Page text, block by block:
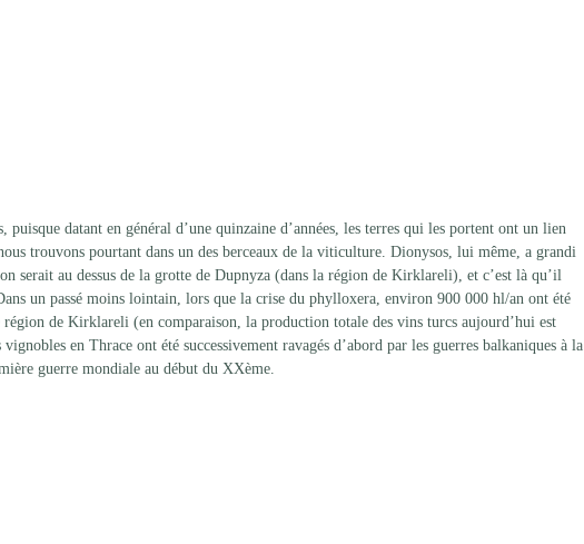
puisque datant en général d’une quinzaine d’années, les terres qui les portent ont un lien
trouvons pourtant dans un des berceaux de la viticulture. Dionysos, lui même, a grandi
serait au dessus de la grotte de Dupnyza (dans la région de Kirklareli), et c’est là qu’il
un passé moins lointain, lors que la crise du phylloxera, environ 900 000 hl/an ont été
région de Kirklareli (en comparaison, la production totale des vins turcs aujourd’hui est
en Thrace ont été successivement ravagés d’abord par les guerres balkaniques à la
guerre mondiale au début du XXème.